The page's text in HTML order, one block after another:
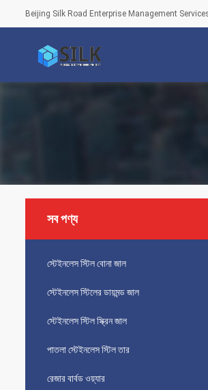
Beijing Silk Road Enterprise Management
সব পণ্য
স্টেইনলেস স্টিল বোনা জাল
স্টেইনলেস স্টিলের ডায়মন্ড জাল
স্টেইনলেস স্টিল স্ক্রিন জাল
পাতলা স্টেইনলেস স্টিল তার
রেজার বার্বড ওয়্যার